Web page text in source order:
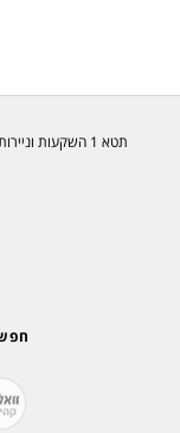
תטא 1 השקעות